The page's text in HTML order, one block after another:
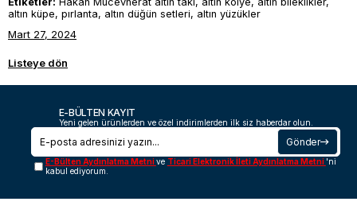
altın küpe, pırlanta, altın düğün setleri, altın yüzükler
Mart 27, 2024
Listeye dön
E-BÜLTEN KAYIT
Yeni gelen ürünlerden ve özel indirimlerden ilk siz haberdar olun.
Gönder
E-Bülten Aydınlatma Metnive Ticari Elektronik İleti Aydınlatma Metni 'ni
kabul ediyorum.